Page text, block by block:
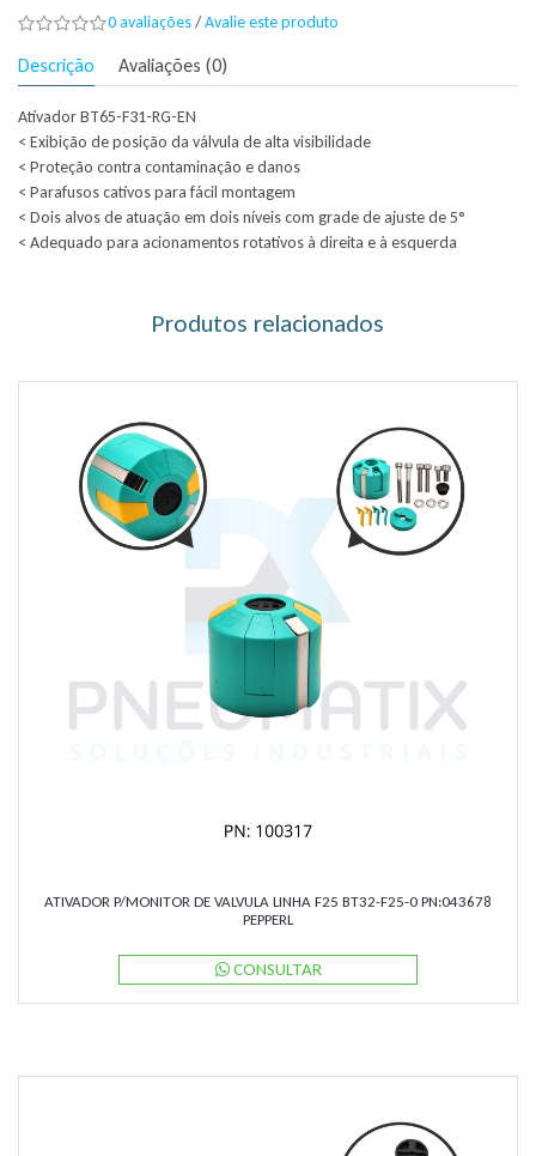
0 avaliações/Avalie este produto
Descrição Avaliações (0)
Ativador BT65-F31-RG-EN
< Exibição de posição da válvula de alta visibilidade
< Proteção contra contaminação e danos
< Parafusos cativos para fácil montagem
< Dois alvos de atuação em dois níveis com grade de ajuste de 5°
< Adequado para acionamentos rotativos à direita e à esquerda
Produtos relacionados
ATIVADOR P/MONITOR DE VALVULA LINHA F25 BT32-F25-0 PN:043678
PEPPERL
CONSULTAR